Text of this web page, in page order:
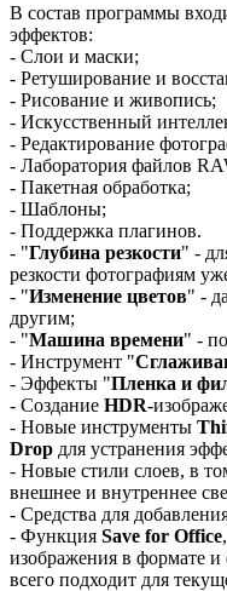
В состав программы
эффектов:
- Слои и маски;
- Ретуширование и
- Рисование и живопись;
- Искусственный
- Редактирование
- Лаборатория файлов
- Пакетная обработка;
- Шаблоны;
- Поддержка плагинов.
- "Глубина резкости" -
резкости фотографиям
- "Изменение цветов" -
другим;
- "Машина времени" -
- Инструмент "
- Эффекты "Пленка и
- Создание HDR-
- Новые инструменты
Drop для устранения
- Новые стили слоев, в
внешнее и внутреннее
- Средства для
- Функция Save for Office
изображения в формате
всего подходит для